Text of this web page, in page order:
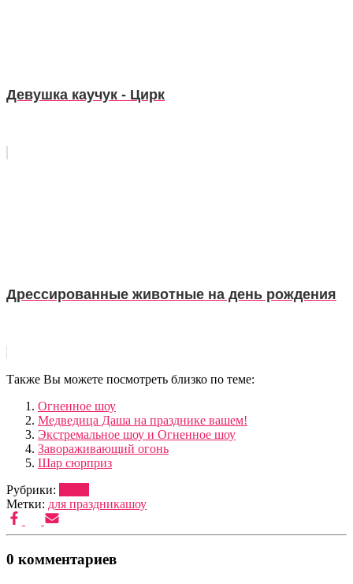
Девушка каучук - Цирк
Дрессированные животные на день рождения
Также Вы можете посмотреть близко по теме:
Огненное шоу
Медведица Даша на празднике вашем!
Экстремальное шоу и Огненное шоу
Завораживающий огонь
Шар сюрприз
Рубрики:
Метки: для праздникашоу
0 комментариев